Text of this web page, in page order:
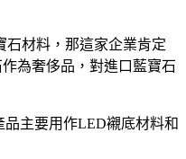
石材料，那這家企業肯定
為奢侈品，對進口藍寶石
主要用作LED襯底材料和